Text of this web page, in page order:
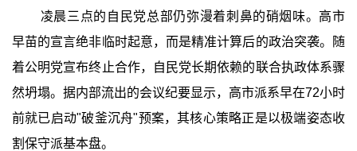
凌晨三点的自民党总部仍弥漫着刺鼻的硝烟味。高市
早苗的宣言绝非临时起意，而是精准计算后的政治突袭。随
着公明党宣布终止合作，自民党长期依赖的联合执政体系骤
然坍塌。据内部流出的会议纪要显示，高市派系早在72小时
前就已启动"破釜沉舟"预案，其核心策略正是以极端姿态收
割保守派基本盘。